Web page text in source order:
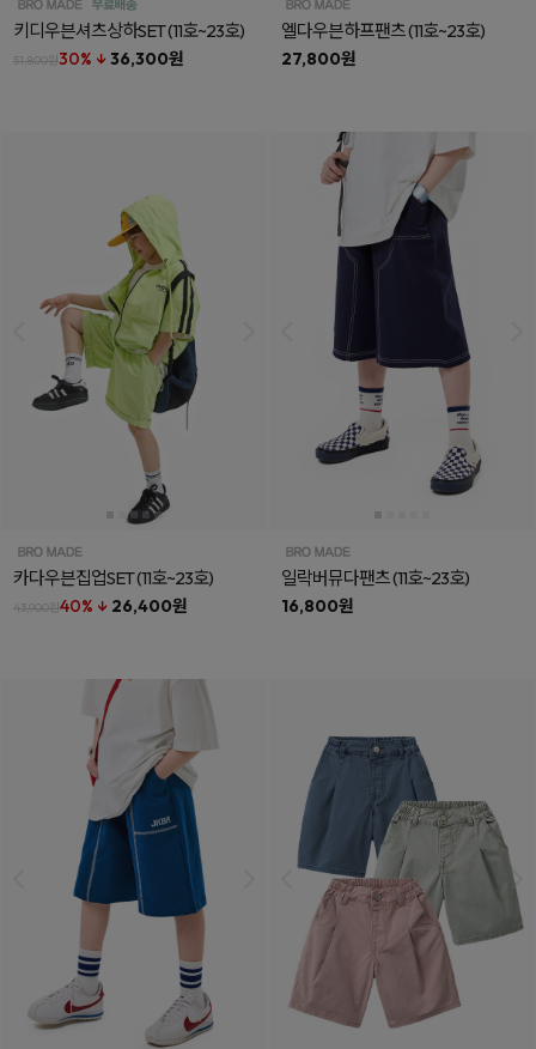
키디우븐셔츠상하SET(11호~23호)
51,800원30% ↓ 36,300원
엘다우븐하프팬츠(11호~23호)
27,800원
카다우븐집업SET(11호~23호)
43,900원40% ↓ 26,400원
일락버뮤다팬츠(11호~23호)
16,800원